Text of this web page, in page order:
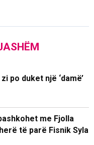
po duket një ‘damë’
me Fjolla
të parë Fisnik Syla